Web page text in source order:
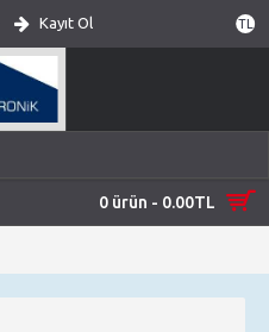
TL
Kayıt Ol
0 ürün - 0.00TL